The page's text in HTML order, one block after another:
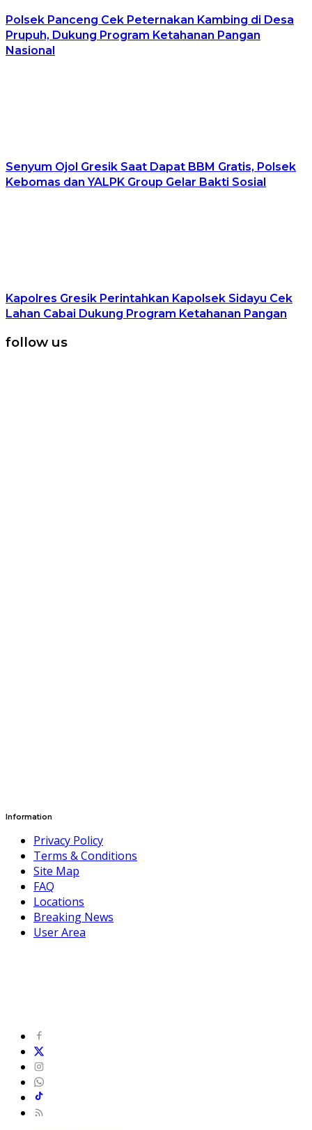
Polsek Panceng Cek Peternakan Kambing di Desa
Prupuh, Dukung Program Ketahanan Pangan
Nasional
Senyum Ojol Gresik Saat Dapat BBM Gratis, Polsek
Kebomas dan YALPK Group Gelar Bakti Sosial
Kapolres Gresik Perintahkan Kapolsek Sidayu Cek
Lahan Cabai Dukung Program Ketahanan Pangan
follow us
Information
Privacy Policy
Terms & Conditions
Site Map
FAQ
Locations
Breaking News
User Area